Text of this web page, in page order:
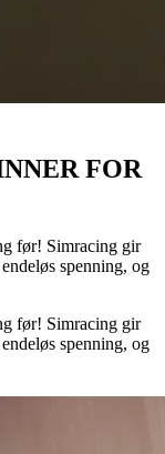
FOR
før! Simracing gir
spenning, og
før! Simracing gir
spenning, og